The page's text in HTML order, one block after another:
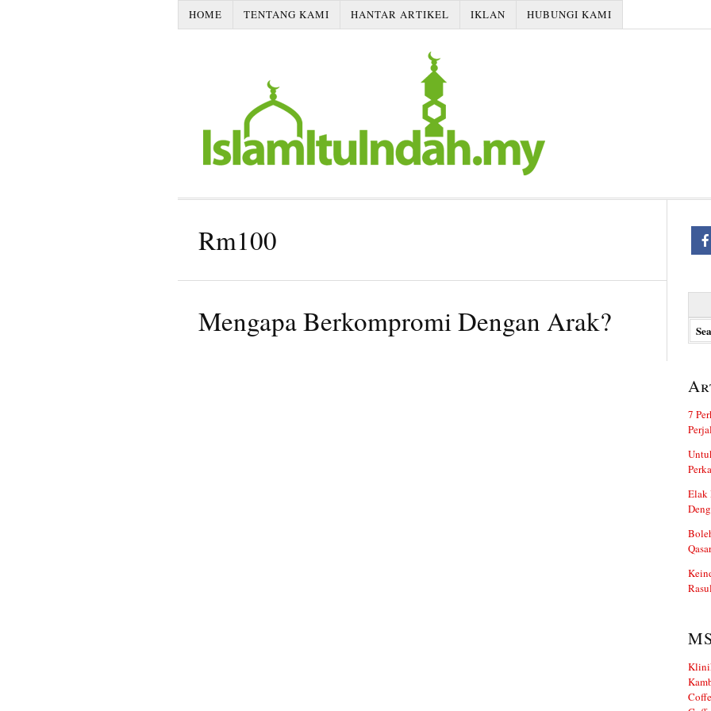
HOME TENTANG KAMI HANTAR ARTIKEL IKLAN HUBUNGI KAMI
Rm100
Mengapa Berkompromi Dengan Arak?
7
Elak